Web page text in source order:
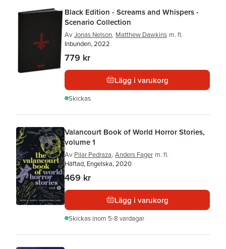
Black Edition - Screams and Whispers -
Scenario Collection
Av Jonas Nelson, Matthew Dawkins m. fl.
Inbunden, 2022
779 kr
Lägg i varukorg
Skickas
Valancourt Book of World Horror Stories,
volume 1
Av Pilar Pedraza, Anders Fager m. fl.
Häftad, Engelska, 2020
469 kr
Lägg i varukorg
Skickas inom 5-8 vardagar